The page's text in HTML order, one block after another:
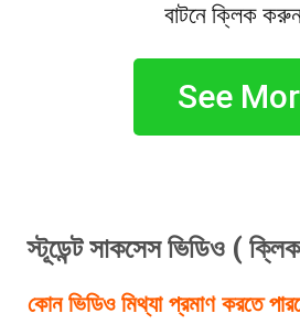
বাটনে ক্লিক
See
স্টূডেন্ট সাকসেস ভিডিও (
কোন ভিডিও মিথ্যা প্রমাণ করতে